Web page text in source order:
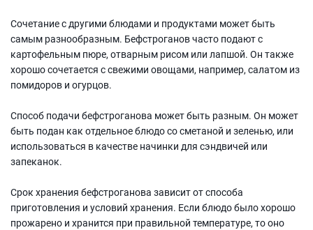
Сочетание с другими блюдами и продуктами может быть
самым разнообразным. Бефстроганов часто подают с
картофельным пюре, отварным рисом или лапшой. Он также
хорошо сочетается с свежими овощами, например, салатом из
помидоров и огурцов.
Способ подачи бефстроганова может быть разным. Он может
быть подан как отдельное блюдо со сметаной и зеленью, или
использоваться в качестве начинки для сэндвичей или
запеканок.
Срок хранения бефстроганова зависит от способа
приготовления и условий хранения. Если блюдо было хорошо
прожарено и хранится при правильной температуре, то оно